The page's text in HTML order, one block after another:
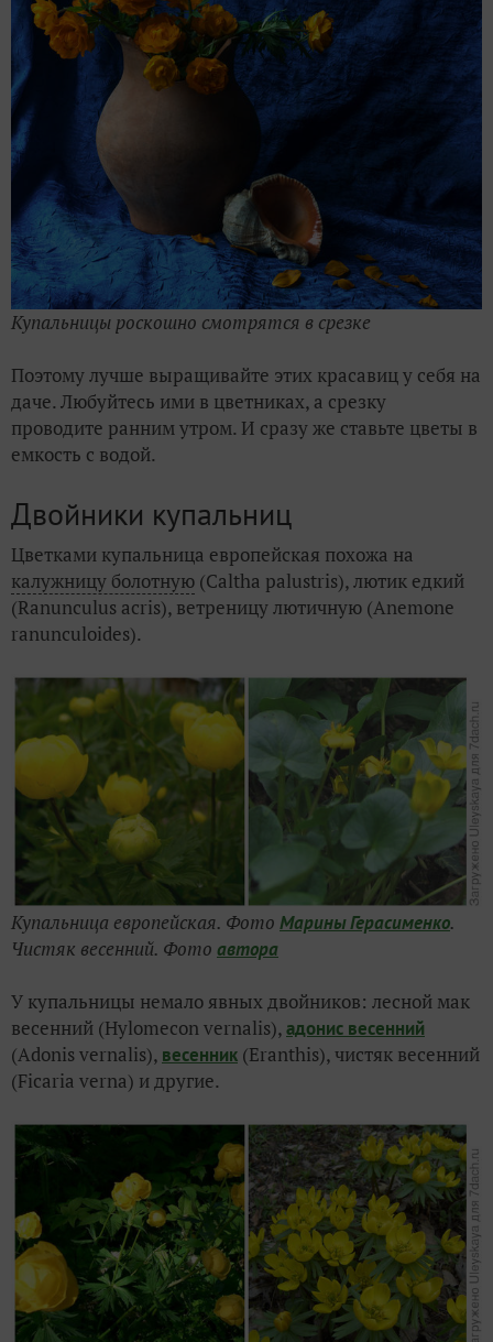
Купальницы роскошно смотрятся в срезке
Поэтому лучше выращивайте этих красавиц у себя на
даче. Любуйтесь ими в цветниках, а срезку
проводите ранним утром. И сразу же ставьте цветы в
емкость с водой.
Двойники купальниц
Цветками купальница европейская похожа на
калужницу болотную (Caltha palustris), лютик едкий
(Ranunculus acris), ветреницу лютичную (Anemone
ranunculoides).
Купальница европейская. Фото Марины Герасименко.
Чистяк весенний. Фото автора
У купальницы немало явных двойников: лесной мак
весенний (Hylomecon vernalis),адонис весенний
(Adonis vernalis), весенник (Eranthis), чистяк весенний
(Ficaria verna) и другие.